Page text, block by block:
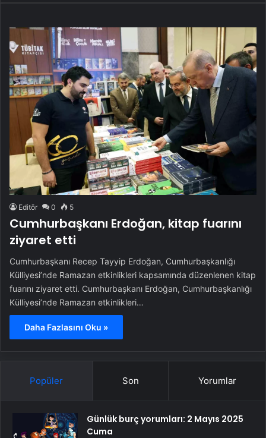
Editör 0 5
Cumhurbaşkanı Erdoğan, kitap fuarını
ziyaret etti
Cumhurbaşkanı Recep Tayyip Erdoğan, Cumhurbaşkanlığı
Külliyesi’nde Ramazan etkinlikleri kapsamında düzenlenen kitap
fuarını ziyaret etti. Cumhurbaşkanı Erdoğan, Cumhurbaşkanlığı
Külliyesi’nde Ramazan etkinlikleri…
Daha Fazlasını Oku »
Popüler Son Yorumlar
Günlük burç yorumları: 2 Mayıs 2025
Cuma